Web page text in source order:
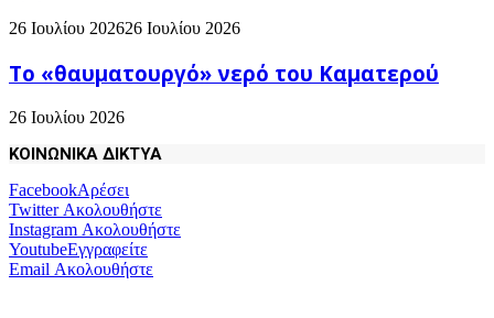
26 Ιουλίου 202626 Ιουλίου 2026
Το «θαυματουργό» νερό του Καματερού
26 Ιουλίου 2026
ΚΟΙΝΩΝΙΚΑ ΔΙΚΤΥΑ
FacebookΑρέσει
TwitterΑκολουθήστε
Instagram Ακολουθήστε
YoutubeΕγγραφείτε
Email Ακολουθήστε